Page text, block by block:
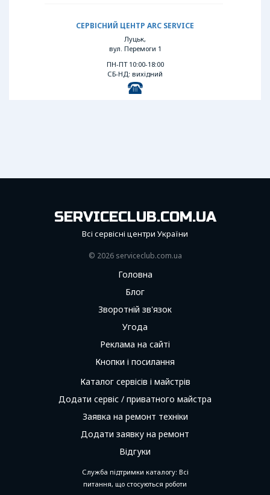
СЕРВІСНИЙ ЦЕНТР ARC SERVICE
Луцьк,
вул. Перемоги 1
ПН-ПТ 10:00-18:00
СБ-НД: вихідний
SERVICECLUB.COM.UA
Всі сервісні центри України
© 2026 serviceсlub.com.ua
Головна
Блог
Зворотній зв'язок
Угода
Реклама на сайті
Кнопки і посилання
Каталог сервісів і майстрів
Додати сервіс / приватного майстра
Заявка на ремонт техніки
Додати заявку на ремонт
Відгуки
Служба підтримки каталогу: Всі
питання, що стосуються роботи